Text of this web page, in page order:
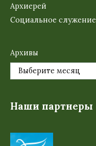
Архиерей
Социальное служение
Архивы
Наши партнеры